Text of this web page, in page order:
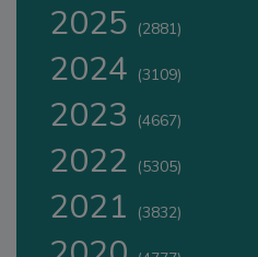
2025 (2881)
2024 (3109)
2023 (4667)
2022 (5305)
2021 (3832)